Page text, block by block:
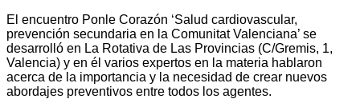
El encuentro Ponle Corazón ‘Salud cardiovascular,
prevención secundaria en la Comunitat Valenciana’ se
desarrolló en La Rotativa de Las Provincias (C/Gremis, 1,
Valencia) y en él varios expertos en la materia hablaron
acerca de la importancia y la necesidad de crear nuevos
abordajes preventivos entre todos los agentes.